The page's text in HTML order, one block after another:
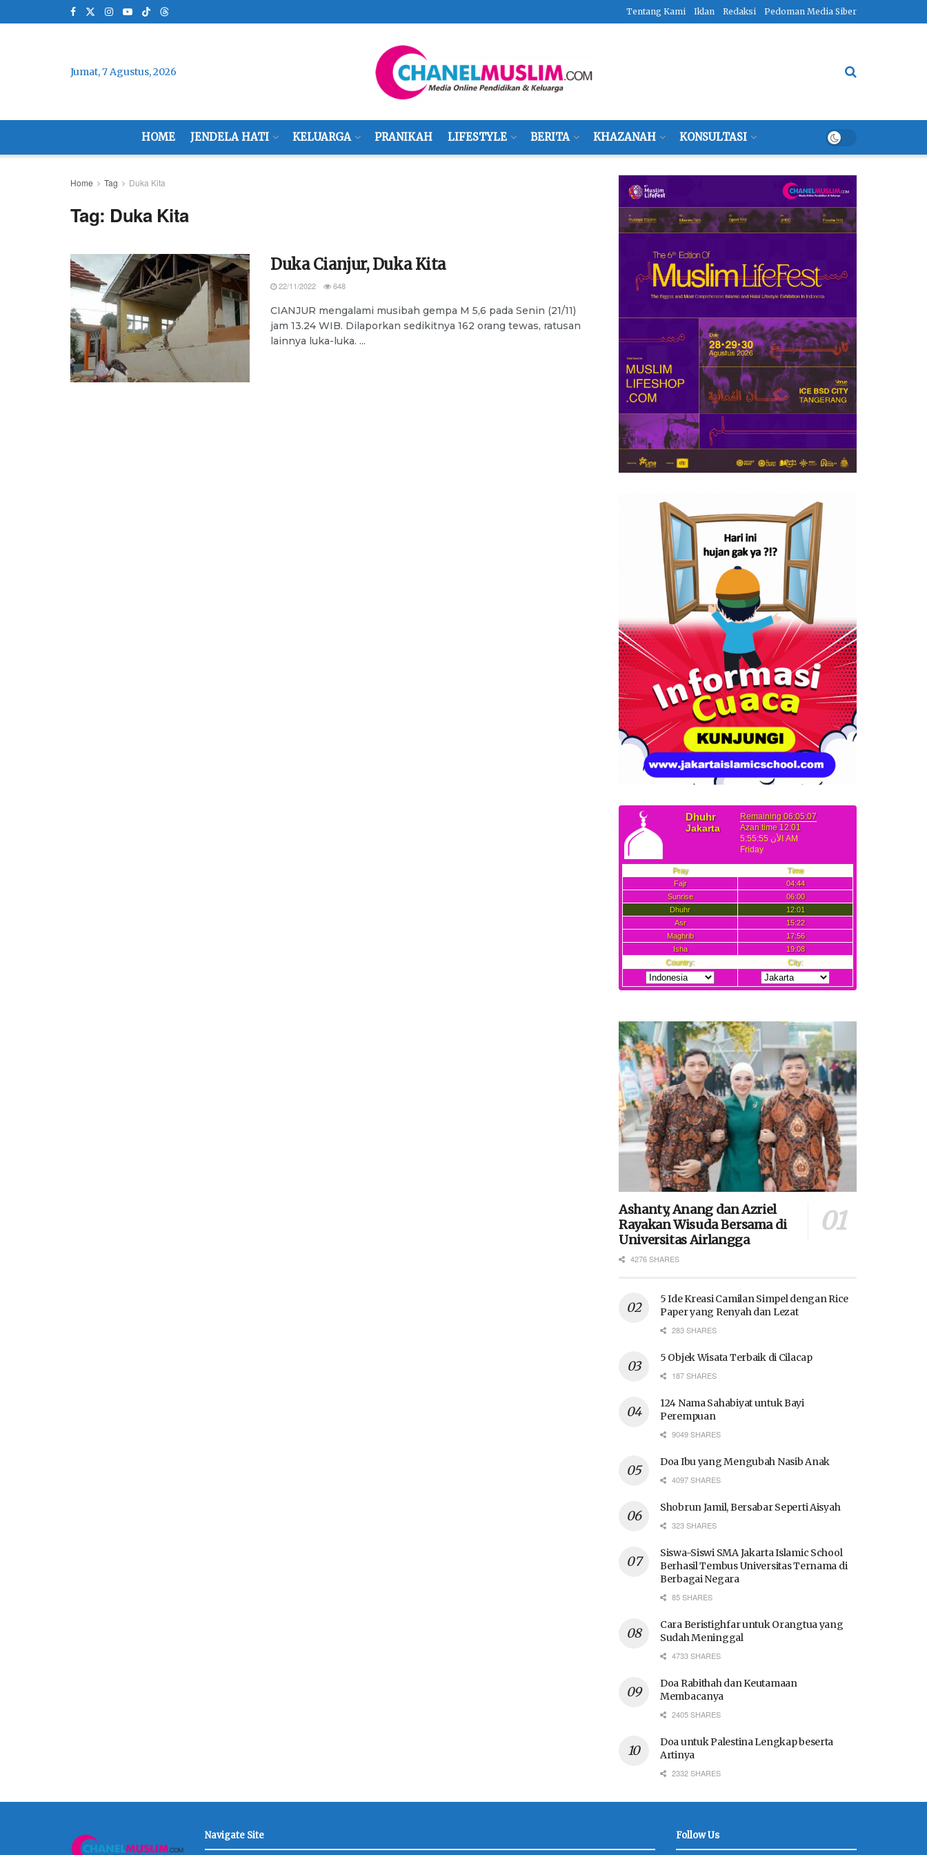
Tentang Kami Iklan Redaksi Pedoman Media Siber
Jumat, 7 Agustus, 2026
HOME JENDELA HATI KELUARGA PRANIKAH LIFESTYLE BERITA KHAZANAH KONSULTASI
Home Tag Duka Kita
Tag: Duka Kita
Duka Cianjur, Duka Kita
22/11/2022 648
CIANJUR mengalami musibah gempa M 5,6 pada Senin (21/11)
jam 13.24 WIB. Dilaporkan sedikitnya 162 orang tewas, ratusan
lainnya luka-luka. ...
Ashanty, Anang dan Azriel
Rayakan Wisuda Bersama di
Universitas Airlangga
4276 SHARES
5 Ide Kreasi Camilan Simpel dengan Rice
Paper yang Renyah dan Lezat
283 SHARES
5 Objek Wisata Terbaik di Cilacap
187 SHARES
124 Nama Sahabiyat untuk Bayi
Perempuan
9049 SHARES
Doa Ibu yang Mengubah Nasib Anak
4097 SHARES
Shobrun Jamil, Bersabar Seperti Aisyah
323 SHARES
Siswa-Siswi SMA Jakarta Islamic School
Berhasil Tembus Universitas Ternama di
Berbagai Negara
85 SHARES
Cara Beristighfar untuk Orangtua yang
Sudah Meninggal
4733 SHARES
Doa Rabithah dan Keutamaan
Membacanya
2405 SHARES
Doa untuk Palestina Lengkap beserta
Artinya
2332 SHARES
Navigate Site Follow Us